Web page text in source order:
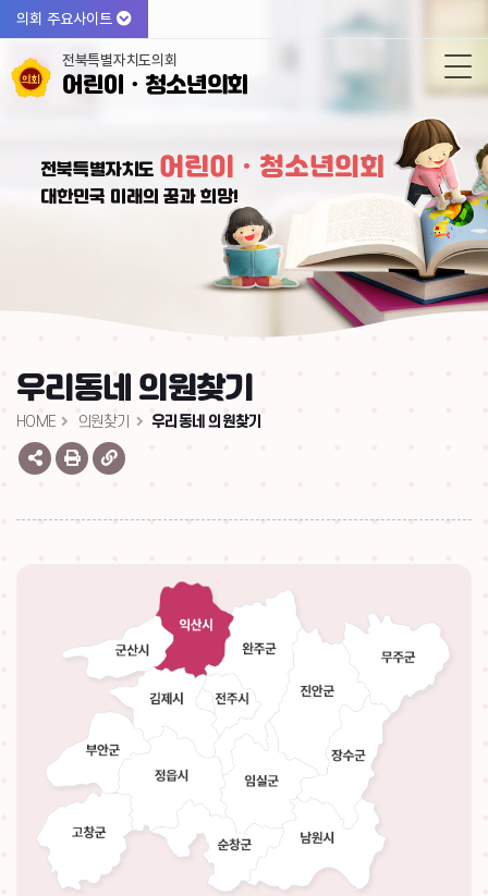
의회 주요사이트
전북특별자치도의회
어린이ㆍ청소년의회
전북특별자치도 어린이ㆍ청소년의회
대한민국 미래의 꿈과 희망!
우리동네 의원찾기
HOME 의원찾기 우리동네 의원찾기